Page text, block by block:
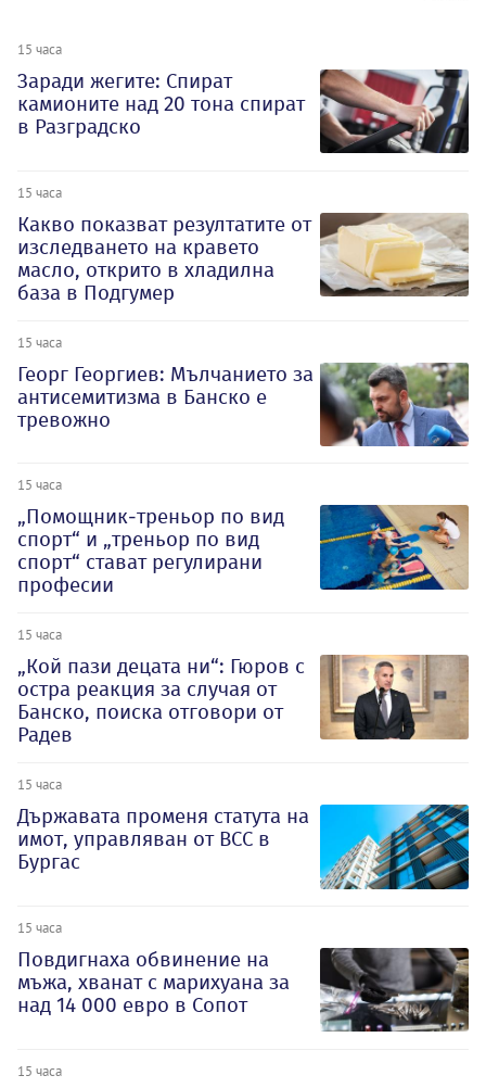
15 часа
Заради жегите: Спират
камионите над 20 тона спират
в Разградско
15 часа
Какво показват резултатите от
изследването на кравето
масло, открито в хладилна
база в Подгумер
15 часа
Георг Георгиев: Мълчанието за
антисемитизма в Банско е
тревожно
15 часа
„Помощник-треньор по вид
спорт“ и „треньор по вид
спорт“ стават регулирани
професии
15 часа
„Кой пази децата ни“: Гюров с
остра реакция за случая от
Банско, поиска отговори от
Радев
15 часа
Държавата променя статута на
имот, управляван от ВСС в
Бургас
15 часа
Повдигнаха обвинение на
мъжа, хванат с марихуана за
над 14 000 евро в Сопот
15 часа